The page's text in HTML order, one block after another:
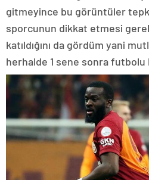
gitmeyince bu görüntüler
sporcunun dikkat etmesi
katıldığını da gördüm yani
herhalde 1 sene sonra futbolu